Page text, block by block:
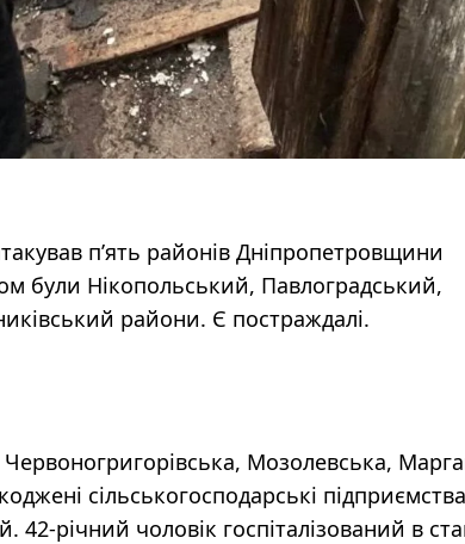
пʼять районів Дніпропетровщини
були Нікопольський, Павлоградський,
райони. Є постраждалі.
Мозолевська,
сільськогосподарські
річний чоловік госпіталізований в